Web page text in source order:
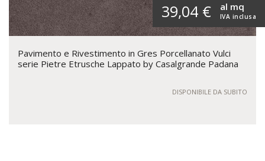
39,04 € IVA inclusa
al mq
Pavimento e Rivestimento in Gres Porcellanato Vulci
serie Pietre Etrusche Lappato by Casalgrande Padana
DISPONIBILE DA SUBITO